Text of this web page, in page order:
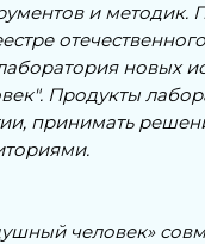
и
новых
Продукты
принимать
человек»